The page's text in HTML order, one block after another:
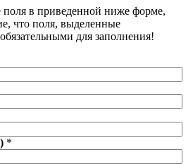
поля в приведенной ниже форме,
что поля, выделенные
для заполнения!
*